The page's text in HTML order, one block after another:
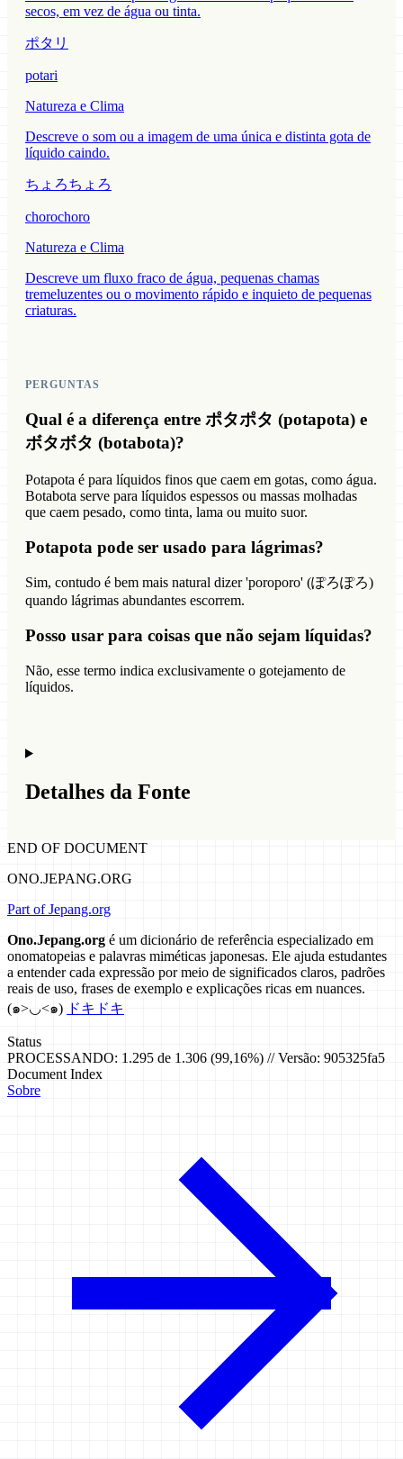
secos, em vez de água ou tinta.
ポタリ
potari
Natureza e Clima
Descreve o som ou a imagem de uma única e distinta gota de
líquido caindo.
ちょろちょろ
chorochoro
Natureza e Clima
Descreve um fluxo fraco de água, pequenas chamas
tremeluzentes ou o movimento rápido e inquieto de pequenas
criaturas.
PERGUNTAS
Qual é a diferença entre ポタポタ (potapota) e
ボタボタ (botabota)?
Potapota é para líquidos finos que caem em gotas, como água.
Botabota serve para líquidos espessos ou massas molhadas
que caem pesado, como tinta, lama ou muito suor.
Potapota pode ser usado para lágrimas?
Sim, contudo é bem mais natural dizer 'poroporo' (ぽろぽろ)
quando lágrimas abundantes escorrem.
Posso usar para coisas que não sejam líquidas?
Não, esse termo indica exclusivamente o gotejamento de
líquidos.
Detalhes da Fonte
END OF DOCUMENT
ONO.JEPANG.ORG
Part of Jepang.org
Ono.Jepang.org é um dicionário de referência especializado em
onomatopeias e palavras miméticas japonesas. Ele ajuda estudantes
a entender cada expressão por meio de significados claros, padrões
reais de uso, frases de exemplo e explicações ricas em nuances.
(๑>◡<๑) ドキドキ
Status
PROCESSANDO: 1.295 de 1.306 (99,16%) // Versão: 905325fa5
Document Index
Sobre